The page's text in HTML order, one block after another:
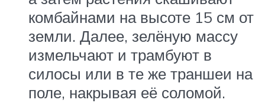
комбайнами на высоте 15 см от
земли. Далее, зелёную массу
измельчают и трамбуют в
силосы или в те же траншеи на
поле, накрывая её соломой.